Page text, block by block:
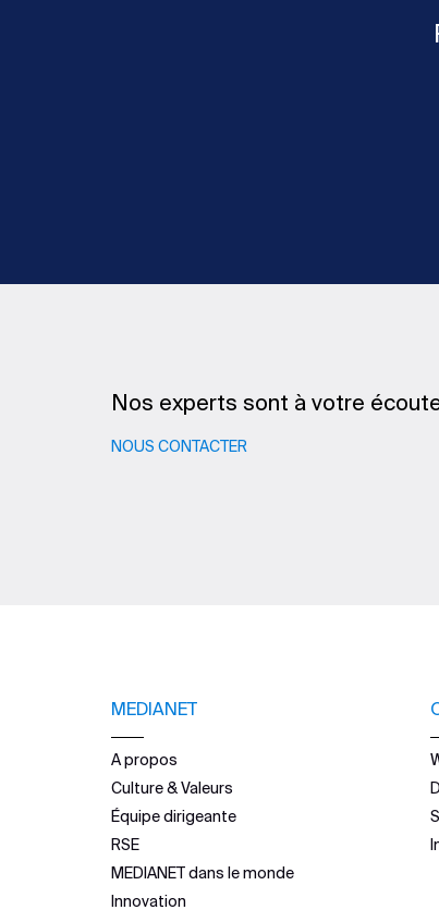
Nos experts sont à votre
NOUS CONTACTER
MEDIANET
A propos
Culture & Valeurs
Équipe dirigeante
RSE
MEDIANET dans le monde
Innovation